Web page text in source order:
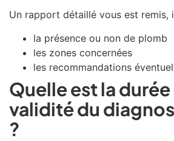
Un rapport détaillé vous est remis,
la présence ou non de plomb
les zones concernées
les recommandations
Quelle est la
validité du
?